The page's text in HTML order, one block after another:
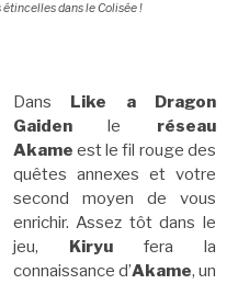
dans le Colisée !
Dans
Like a Dragon
Gaiden
le réseau
Akame est le fil rouge des
quêtes annexes et votre
second moyen de vous
enrichir. Assez tôt dans le
jeu,
Kiryu fera la
connaissance d’Akame, un